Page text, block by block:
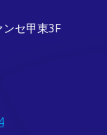
セ甲東3F